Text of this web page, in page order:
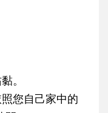
。
您自己家中的